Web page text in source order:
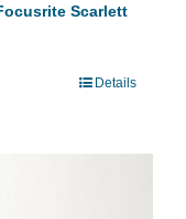
Scarlett
Details